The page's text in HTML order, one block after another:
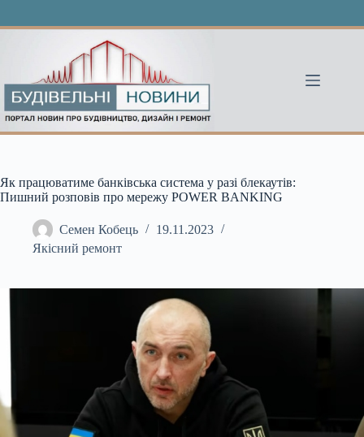
Як працюватиме банківська система у разі блекаутів:
Пишний розповів про мережу POWER BANKING
Семен Кобець
19.11.2023
Якісний ремонт